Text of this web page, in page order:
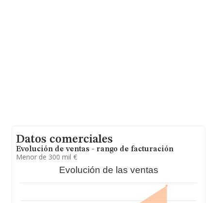
Datos comerciales
Evolución de ventas - rango de facturación
Menor de 300 mil €
Evolución de las ventas